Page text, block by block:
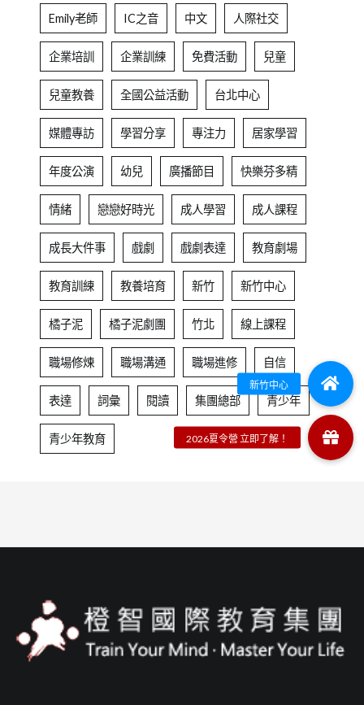
Emily老師 IC之音 中文 人際社交
企業培訓 企業訓練 免費活動 兒童
兒童教養 全國公益活動 台北中心
媒體專訪 學習分享 專注力 居家學習
年度公演 幼兒 廣播節目 快樂芬多精
情緒 戀戀好時光 成人學習 成人課程
成長大件事 戲劇 戲劇表達 教育劇場
教育訓練 教養培育 新竹 新竹中心
橘子泥 橘子泥劇團 竹北 線上課程
職場修煉 職場溝通 職場進修 自信
表達 詞彙 閱讀 集團總部 青少年
青少年教育